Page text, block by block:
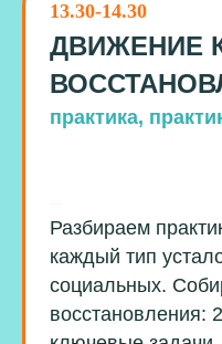
13.30-14.30
ДВИЖЕНИЕ
практика,
Разбираем
каждый тип
социальных.
восстановления: